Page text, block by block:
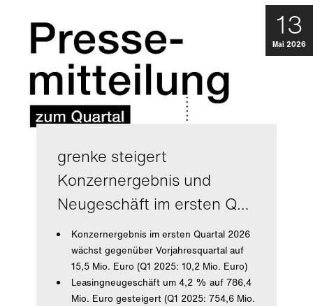
13
Mai 2026
grenke steigert
Konzernergebnis und
Neugeschäft im ersten Q…
Konzernergebnis im ersten Quartal 2026
wächst gegenüber Vorjahresquartal auf
15,5 Mio. Euro (Q1 2025: 10,2 Mio. Euro)
Leasingneugeschäft um 4,2 % auf 786,4
Mio. Euro gesteigert (Q1 2025: 754,6 Mio.